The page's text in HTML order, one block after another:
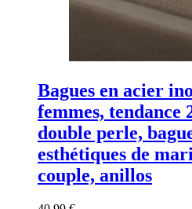
Bagues en acier
femmes, tendance
double perle,
esthétiques de
couple, anillos